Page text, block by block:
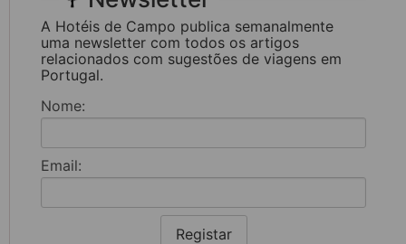
A Hotéis de Campo publica semanalmente
uma newsletter com todos os artigos
relacionados com sugestões de viagens em
Portugal.
Nome:
Email:
Registar